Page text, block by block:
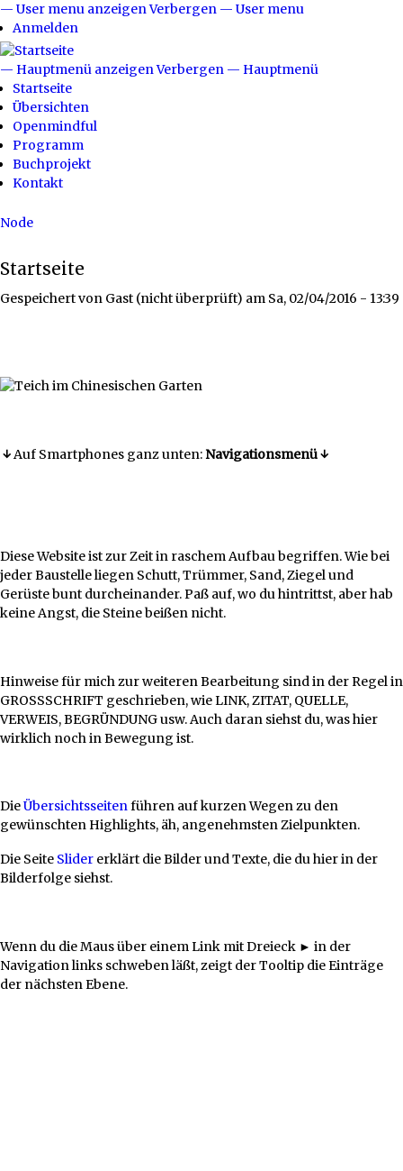
Direkt
zum
Inhalt
User
menu
— User menu anzeigenVerbergen — User menu
Anmelden
Hauptmenü
— Hauptmenü anzeigen Verbergen — Hauptmenü
Startseite
Übersichten
Openmindful
Programm
Buchprojekt
Kontakt
Node
Startseite
Gespeichert von Gast (nicht überprüft) am Sa, 02/04/2016 - 13:39
↓Auf Smartphones ganz unten:Navigationsmenü↓
Diese Website ist zur Zeit in raschem Aufbau begriffen. Wie bei
jeder Baustelle liegen Schutt, Trümmer, Sand, Ziegel und
Gerüste bunt durcheinander. Paß auf, wo du hintrittst, aber hab
keine Angst, die Steine beißen nicht.
Hinweise für mich zur weiteren Bearbeitung sind in der Regel in
GROSSSCHRIFT geschrieben, wie LINK, ZITAT, QUELLE,
VERWEIS, BEGRÜNDUNG usw. Auch daran siehst du, was hier
wirklich noch in Bewegung ist.
DieÜbersichtsseitenführen auf kurzen Wegen zu den
gewünschten Highlights, äh, angenehmsten Zielpunkten.
Die Seite Slider erklärt die Bilder und Texte, die du hier in der
Bilderfolge siehst.
Wenn du die Maus über einem Link mit Dreieck ► in der
Navigation links schweben läßt, zeigt der Tooltip die Einträge
der nächsten Ebene.